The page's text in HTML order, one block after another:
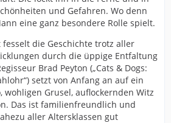
und Gefahren. Wo denn
eine ganz besondere Rolle spielt.
die Geschichte trotz aller
durch die üppige Entfaltung
Brad Peyton („Cats & Dogs:
setzt von Anfang an auf ein
wohligen Grusel, auflockernden Witz
Das ist familienfreundlich und
aller Altersklassen gut